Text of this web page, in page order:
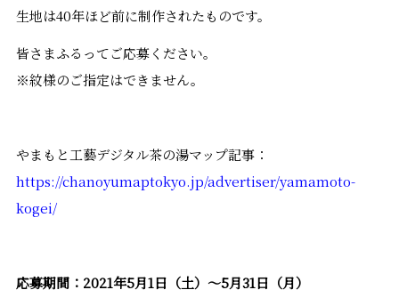
生地は40年ほど前に制作されたものです。
皆さまふるってご応募ください。
※紋様のご指定はできません。
やまもと工藝デジタル茶の湯マップ記事：
https://chanoyumaptokyo.jp/advertiser/yamamoto-
kogei/
応募期間：2021年5月1日（土）～5月31日（月）